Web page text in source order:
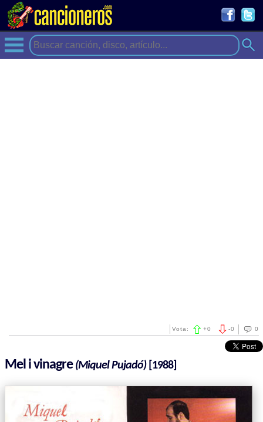
0
-0
Vota: +0
Mel i vinagre(Miquel Pujadó)[1988]